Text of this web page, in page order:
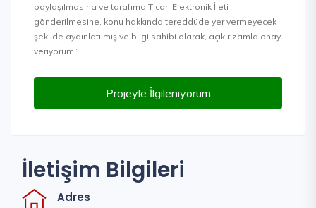
paylaşılmasına ve tarafıma Ticari Elektronik İleti
gönderilmesine, konu hakkında tereddüde yer vermeyecek
şekilde aydınlatılmış ve bilgi sahibi olarak, açık rızamla onay
veriyorum.”
Projeyle İlgileniyorum
İletişim Bilgileri
Adres